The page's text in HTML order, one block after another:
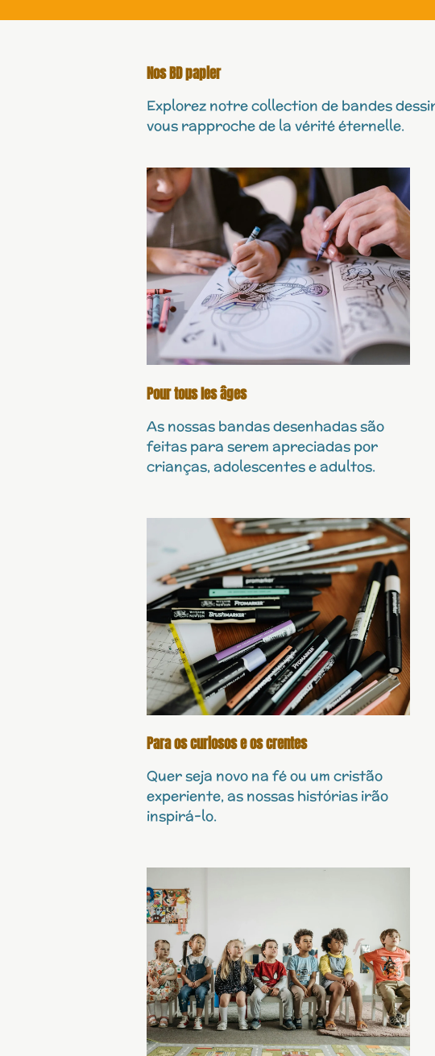
Nos BD papier
Explorez notre collection de bandes
vous rapproche de la vérité éternelle.
Pour tous les âges
As nossas bandas desenhadas são
feitas para serem apreciadas por
crianças, adolescentes e adultos.
Para os curiosos e os crentes
Quer seja novo na fé ou um cristão
experiente, as nossas histórias irão
inspirá-lo.